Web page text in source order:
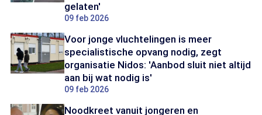
gelaten'
09 feb 2026
Voor jonge vluchtelingen is meer
specialistische opvang nodig, zegt
organisatie Nidos: 'Aanbod sluit niet altijd
aan bij wat nodig is'
09 feb 2026
Noodkreet vanuit jongeren en